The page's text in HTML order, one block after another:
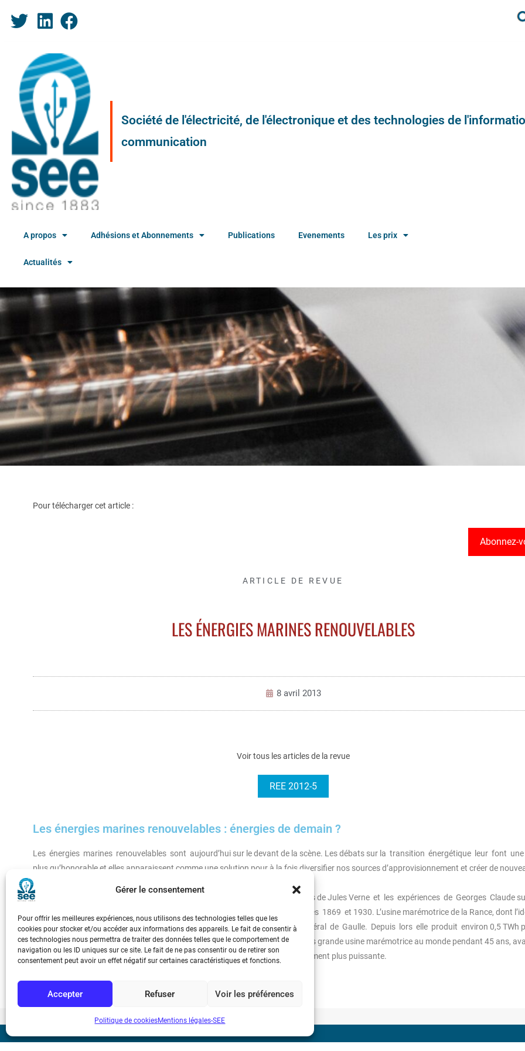
Gérer le consentement
Pour offrir les meilleures expériences, nous utilisons des technologies telles que les
cookies pour stocker et/ou accéder aux informations des appareils. Le fait de consentir à
ces technologies nous permettra de traiter des données telles que le comportement de
navigation ou les ID uniques sur ce site. Le fait de ne pas consentir ou de retirer son
consentement peut avoir un effet négatif sur certaines caractéristiques et fonctions.
Accepter Refuser Voir les préférences
Politique de cookiesMentions légales-SEE
Société de l'électricité, de l'électronique et des technologies de
communication
A propos Adhésions et Abonnements Publications Evenements Les prix
Actualités
Pour télécharger cet article :
Abonnez-
ARTICLE DE REVUE
LES ÉNERGIES MARINES RENOUVELABLES
8 avril 2013
Voir tous les articles de la revue
REE 2012-5
Les énergies marines renouvelables : énergies de demain ?
Les énergies marines renouvelables sont aujourd’hui sur le devant de la scène. Les débats sur la transition énergétique leur font
plus qu’honorable et elles apparaissent comme une solution pour à la fois diversifier nos sources d’approvisionnement et créer de
emplois.
Pourtant les énergies marines renouvelables ne sont pas nouvelles : les idées de Jules Verne et les expériences de Georges Claude
l’utilisation de l’énergie thermique des mers datent respectivement des années 1869 et 1930. L’usine marémotrice de la Rance, dont
remonte à 1921, fut quant à elle inaugurée en novembre 1966 par le général de Gaulle. Depuis lors elle produit environ 0,5 TWh
d’électricité grâce à 24 groupes bulbes de 12 MW chacun. Elle est restée la plus grande usine marémotrice au monde pendant 45 ans,
d’être détrônée en 2011 par la centrale de Sihwa Lake en Corée du Sud, légèrement plus puissante.